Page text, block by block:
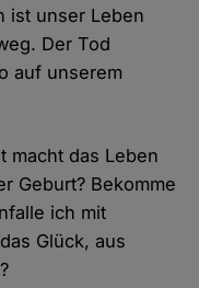
ist unser Leben
Der Tod
auf unserem
macht das Leben
Geburt? Bekomme
ich mit
Glück, aus